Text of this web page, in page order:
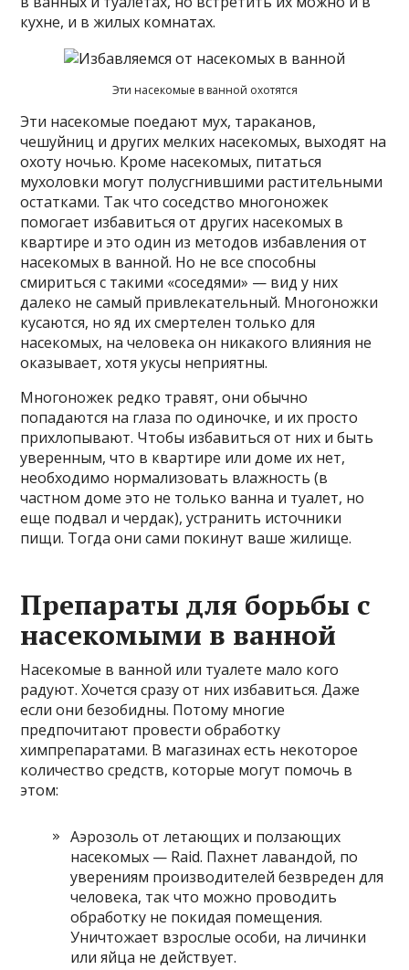
кухне, и в жилых комнатах.
Эти насекомые в ванной охотятся
Эти насекомые поедают мух, тараканов,
чешуйниц и других мелких насекомых, выходят на
охоту ночью. Кроме насекомых, питаться
мухоловки могут полусгнившими растительными
остатками. Так что соседство многоножек
помогает избавиться от других насекомых в
квартире и это один из методов избавления от
насекомых в ванной. Но не все способны
смириться с такими «соседями» — вид у них
далеко не самый привлекательный. Многоножки
кусаются, но яд их смертелен только для
насекомых, на человека он никакого влияния не
оказывает, хотя укусы неприятны.
Многоножек редко травят, они обычно
попадаются на глаза по одиночке, и их просто
прихлопывают. Чтобы избавиться от них и быть
уверенным, что в квартире или доме их нет,
необходимо нормализовать влажность (в
частном доме это не только ванна и туалет, но
еще подвал и чердак), устранить источники
пищи. Тогда они сами покинут ваше жилище.
Препараты для борьбы с
насекомыми в ванной
Насекомые в ванной или туалете мало кого
радуют. Хочется сразу от них избавиться. Даже
если они безобидны. Потому многие
предпочитают провести обработку
химпрепаратами. В магазинах есть некоторое
количество средств, которые могут помочь в
этом:
Аэрозоль от летающих и ползающих
насекомых — Raid. Пахнет лавандой, по
уверениям производителей безвреден для
человека, так что можно проводить
обработку не покидая помещения.
Уничтожает взрослые особи, на личинки
или яйца не действует.